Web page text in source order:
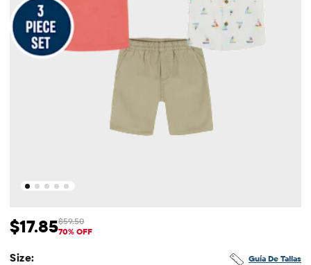
Precio de venta: $17.85
$17.85 Precio original: $59.5
$59.50
70% OFF
Guía De Tallas
Size: